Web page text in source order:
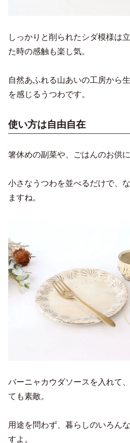
しっかりと削られたシダ模様は
た時の感触も楽し気。
自然あふれる山あいの工房から
を感じるうつわです。
使い方は自由自在
箸休めの副菜や、ごはんのお供に
小さなうつわを並べるだけで、
ますね。
バーニャカウダソースを入れて
ても素敵。
用途を問わず、暮らしのいろん
すよ。